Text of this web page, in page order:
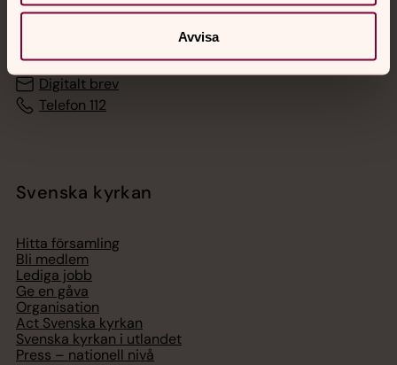
Avvisa
med en präst på kvällar och nätter.
Chatt
Digitalt brev
Telefon 112
Svenska kyrkan
Hitta församling
Bli medlem
Lediga jobb
Ge en gåva
Organisation
Act Svenska kyrkan
Svenska kyrkan i utlandet
Press – nationell nivå